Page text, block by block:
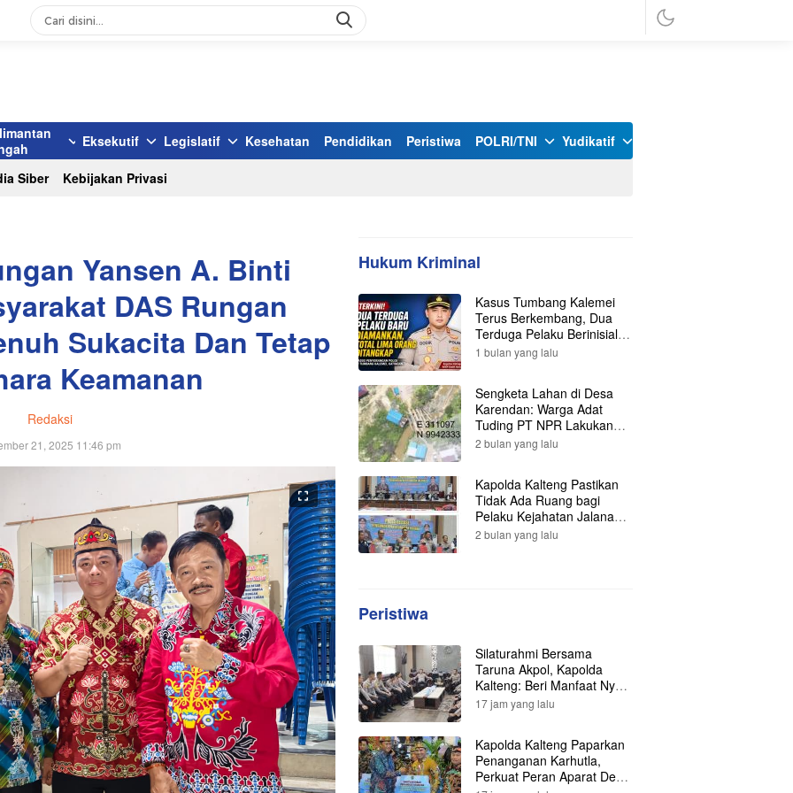
Eksekutif Legislatif Kesehatan Pendidikan Peristiwa POLRI/TNI Yudikatif
Siber Kebijakan Privasi
Yansen A. Binti
DAS Rungan
Sukacita Dan Tetap
Keamanan
Redaksi
21, 2025 11:46 pm
Hukum Kriminal
Kasus Tumbang Kalemei
Terus Berkembang, Dua
Terduga Pelaku Berinisial Y
dan L Ditangkap, Total Lima
1 bulan yang lalu
Sengketa Lahan di Desa
Karendan: Warga Adat
Tuding PT NPR Lakukan
Pengrusakan, Minta
2 bulan yang lalu
Kapolda Kalteng Pastikan
Tidak Ada Ruang bagi
Pelaku Kejahatan Jalanan,
121 Kasus Terungkap dan
2 bulan yang lalu
Peristiwa
Silaturahmi Bersama
Taruna Akpol, Kapolda
Kalteng: Beri Manfaat Nyata
dan Inspiratif Bagi Siswa di
17 jam yang lalu
Kapolda Kalteng Paparkan
Penanganan Karhutla,
Perkuat Peran Aparat Desa